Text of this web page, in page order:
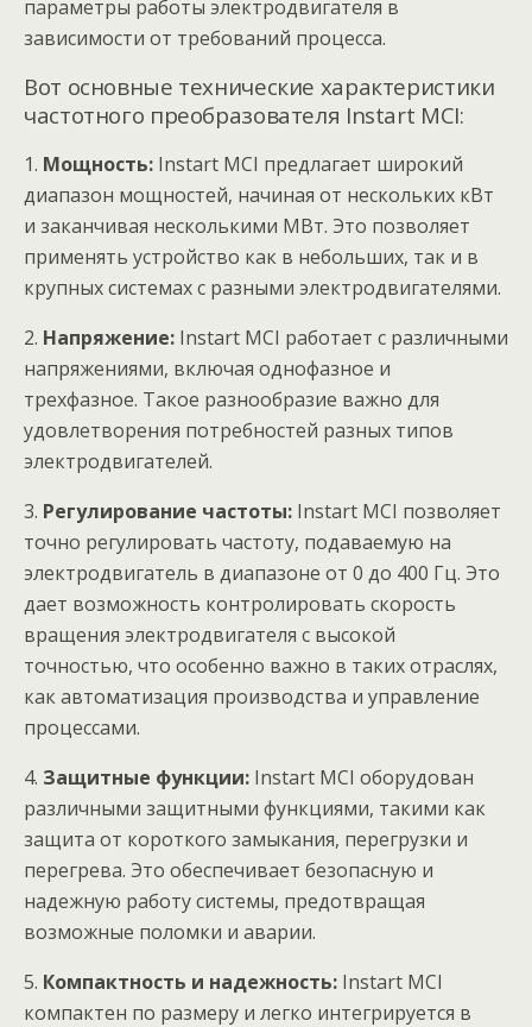
параметры работы электродвигателя в
зависимости от требований процесса.
Вот основные технические характеристики
частотного преобразователя Instart MCI:
1. Мощность: Instart MCI предлагает широкий
диапазон мощностей, начиная от нескольких кВт
и заканчивая несколькими МВт. Это позволяет
применять устройство как в небольших, так и в
крупных системах с разными электродвигателями.
2. Напряжение: Instart MCI работает с различными
напряжениями, включая однофазное и
трехфазное. Такое разнообразие важно для
удовлетворения потребностей разных типов
электродвигателей.
3. Регулирование частоты: Instart MCI позволяет
точно регулировать частоту, подаваемую на
электродвигатель в диапазоне от 0 до 400 Гц. Это
дает возможность контролировать скорость
вращения электродвигателя с высокой
точностью, что особенно важно в таких отраслях,
как автоматизация производства и управление
процессами.
4. Защитные функции: Instart MCI оборудован
различными защитными функциями, такими как
защита от короткого замыкания, перегрузки и
перегрева. Это обеспечивает безопасную и
надежную работу системы, предотвращая
возможные поломки и аварии.
5. Компактность и надежность: Instart MCI
компактен по размеру и легко интегрируется в